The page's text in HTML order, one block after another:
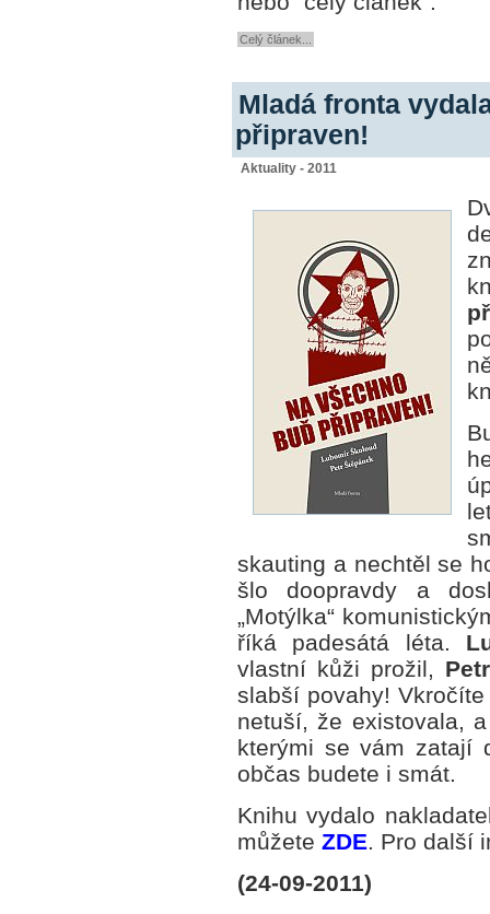
Celý článek...
Mladá fronta
připraven!
Aktuality - 2011
skauting a nechtěl se
šlo doopravdy a
„Motýlka“
říká padesátá léta.
vlastní kůži prožil,
slabší povahy!
netuší, že existovala,
kterými se vám zatají
občas budete i smát.
Knihu vydalo
můžete ZDE. Pro další
(24-09-2011)